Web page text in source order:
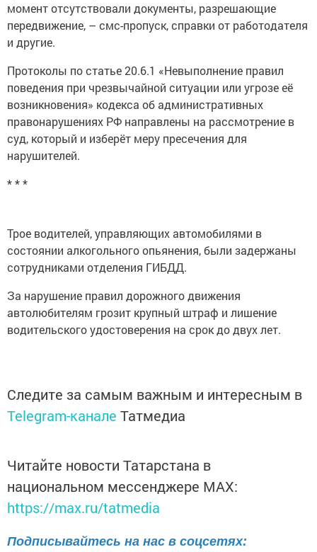
момент отсутствовали документы, разрешающие
передвижение, – смс-пропуск, справки от работодателя
и другие.
Протоколы по статье 20.6.1 «Невыполнение правил
поведения при чрезвычайной ситуации или угрозе её
возникновения» кодекса об административных
правонарушениях РФ направлены на рассмотрение в
суд, который и изберёт меру пресечения для
нарушителей.
* * *
Трое водителей, управляющих автомобилями в
состоянии алкогольного опьянения, были задержаны
сотрудниками отделения ГИБДД.
За нарушение правил дорожного движения
автолюбителям грозит крупный штраф и лишение
водительского удостоверения на срок до двух лет.
Следите за самым важным и интересным в
Telegram-канале Татмедиа
Читайте новости Татарстана в
национальном мессенджере MАХ:
https://max.ru/tatmedia
Подписывайтесь на нас в соцсетях: